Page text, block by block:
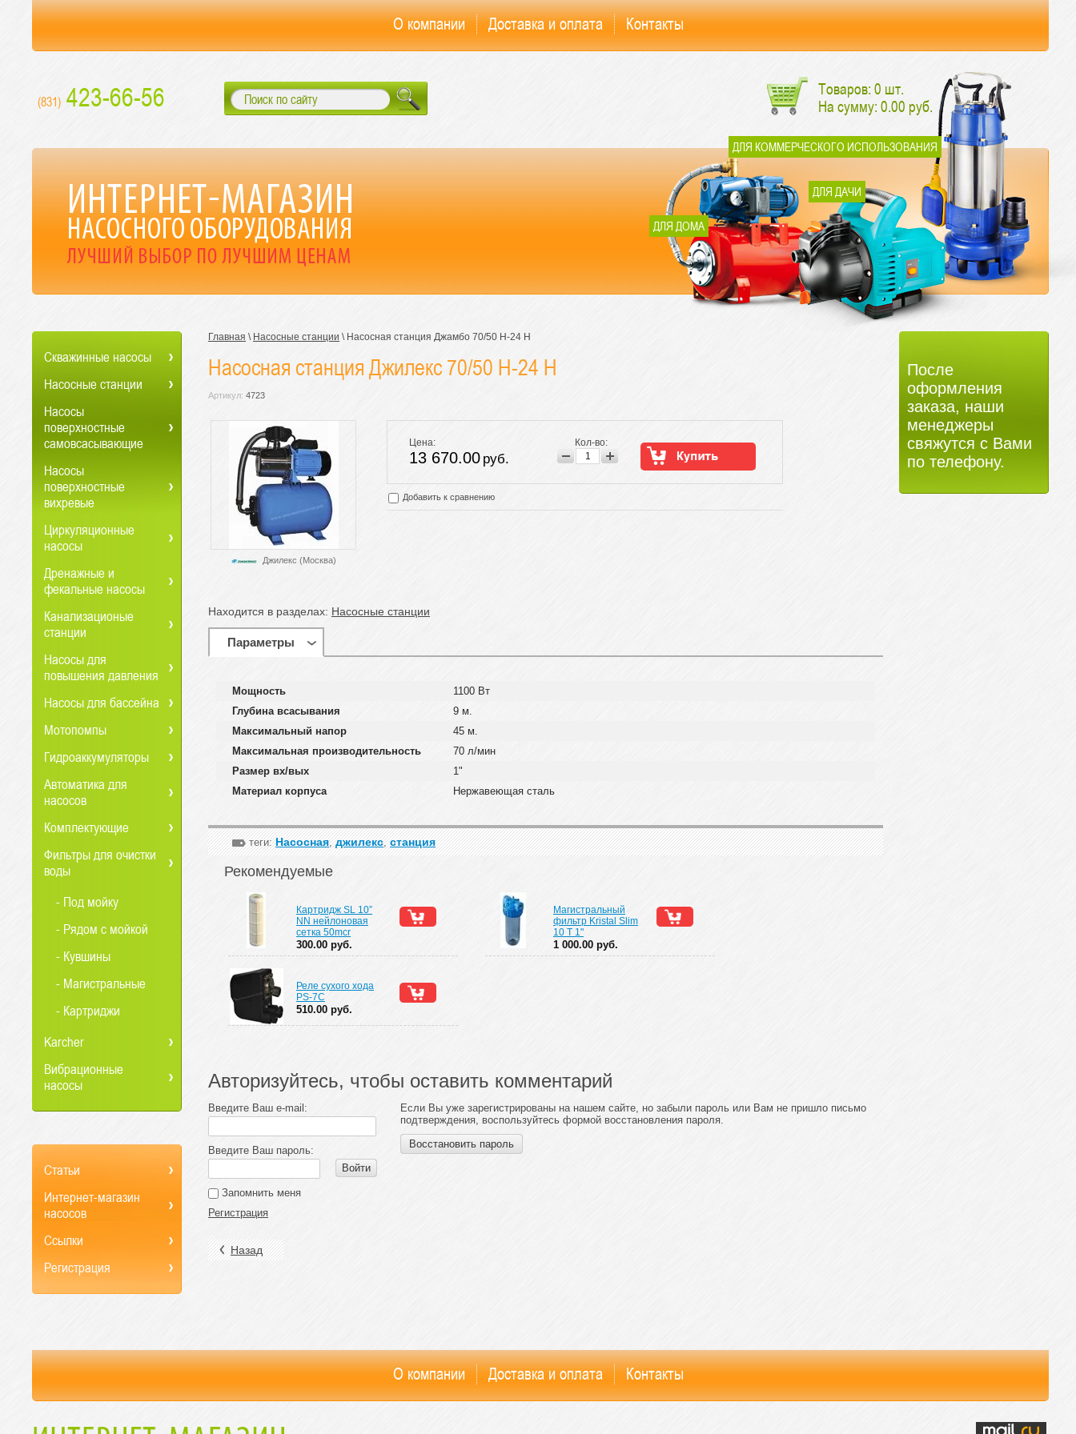
Товаров: 0 шт.
На сумму: 0.00 руб.
О компании Доставка и оплата Контакты
(831) 423-66-56
ДЛЯ КОММЕРЧЕСКОГО ИСПОЛЬЗОВАНИЯ
ДЛЯ ДАЧИ
ДЛЯ ДОМА
Главная \ Насосные станции \ Насосная станция Джамбо 70/50 Н-24 Н
Насосная станция Джилекс 70/50 Н-24 Н
Артикул: 4723
Джилекс (Москва)
Цена:
13 670.00 руб.
Кол-во:
Добавить к сравнению
Находится в разделах: Насосные станции
Параметры
Мощность
1100 Вт
Глубина всасывания
9 м.
Максимальный напор
45 м.
Максимальная производительность
70 л/мин
Размер вх/вых
1"
Материал корпуса
Нержавеющая сталь
теги:Насосная,джилекс,станция
Рекомендуемые
Картридж SL 10”
NN нейлоновая
сетка 50mcr
300.00 руб.
Магистральный
фильтр Kristal Slim
10 T 1"
1 000.00 руб.
Реле сухого хода
PS-7C
510.00 руб.
Авторизуйтесь, чтобы оставить комментарий
Введите Ваш e-mail:
Введите Ваш пароль:
Войти
Запомнить меня
Регистрация
Если Вы уже зарегистрированы на нашем сайте, но забыли пароль или Вам не пришло письмо
подтверждения, воспользуйтесь формой восстановления пароля.
Восстановить пароль
Назад
Скважинные насосы
Насосные станции
Насосы
поверхностные
самовсасывающие
Насосы
поверхностные
вихревые
Циркуляционные
насосы
Дренажные и
фекальные насосы
Канализационые
станции
Насосы для
повышения давления
Насосы для бассейна
Мотопомпы
Гидроаккумуляторы
Автоматика для
насосов
Комплектующие
Фильтры для очистки
воды
- Под мойку
- Рядом с мойкой
- Кувшины
- Магистральные
- Картриджи
Karcher
Вибрационные
насосы
Статьи
Интернет-магазин
насосов
Ссылки
Регистрация
После
оформления
заказа, наши
менеджеры
свяжутся с Вами
по телефону.
О компании Доставка и оплата Контакты